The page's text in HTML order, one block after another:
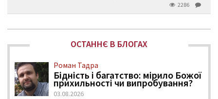
2286
ОСТАННЄ В БЛОГАХ
Роман Тадра
Бідність і багатство: мірило Божої
прихильності чи випробування?
03.08.2026